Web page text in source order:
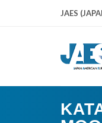
JAES